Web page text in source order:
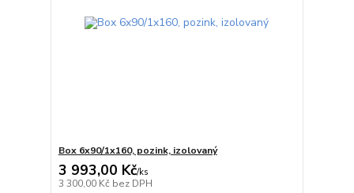
Box 6x90/1x160, pozink, izolovaný
3 993,00 Kč/ks
3 300,00 Kč bez DPH